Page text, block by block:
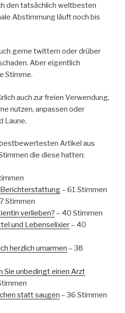
den tatsächlich weltbesten
Abstimmung läuft noch bis
gerne twittern oder drüber
Aber eigentlich
Stimme.
auch zur freien Verwendung,
nutzen, anpassen oder
Laune.
Artikel aus
die diese hatten:
– 61 Stimmen
Stimmen
verlieben? – 40 Stimmen
und Lebenselixier– 40
herzlich umarmen – 38
Sie unbedingt einen Arzt
statt saugen – 36 Stimmen